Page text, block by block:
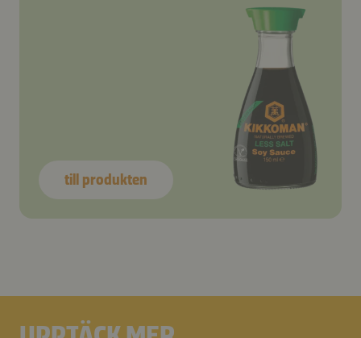
till produkten